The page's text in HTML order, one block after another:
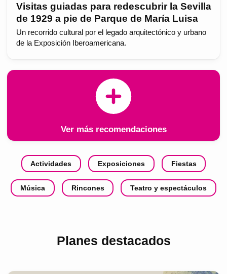
Visitas guiadas para redescubrir la Sevilla
de 1929 a pie de Parque de María Luisa
Un recorrido cultural por el legado arquitectónico y urbano
de la Exposición Iberoamericana.
Ver más recomendaciones
Actividades Exposiciones Fiestas
Música Rincones Teatro y espectáculos
Planes destacados